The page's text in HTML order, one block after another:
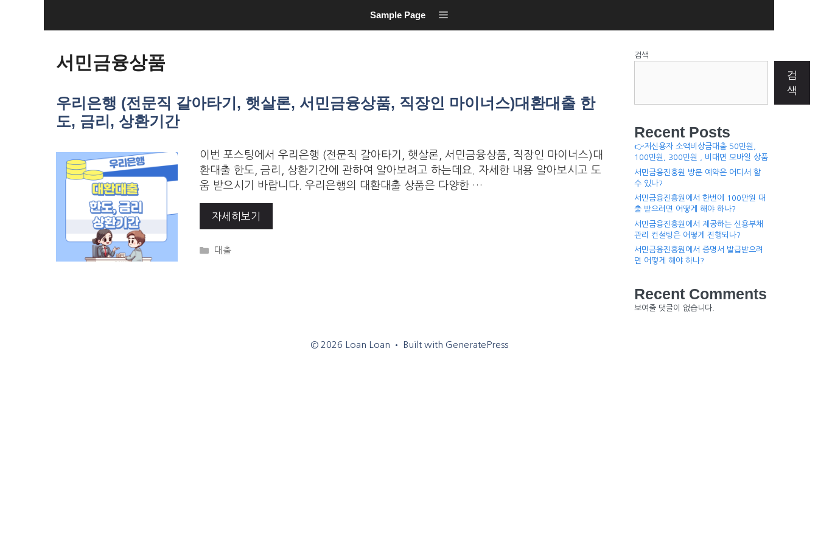
Sample Page
서민금융상품
우리은행 (전문직 갈아타기, 햇살론, 서민금융상품, 직장인 마이너스)대환대출 한
도, 금리, 상환기간
이번 포스팅에서 우리은행 (전문직 갈아타기, 햇살론, 서민금융상품, 직장인 마이너스)대
환대출 한도, 금리, 상환기간에 관하여 알아보려고 하는데요. 자세한 내용 알아보시고 도
움 받으시기 바랍니다. 우리은행의 대환대출 상품은 다양한 …
자세히보기
Categories
대출
검색
검
색
Recent Posts
👉저신용자 소액비상금대출 50만원,
100만원, 300만원 , 비대면 모바일 상품
서민금융진흥원 방문 예약은 어디서 할
수 있나?
서민금융진흥원에서 한번에 100만원 대
출 받으려면 어떻게 해야 하나?
서민금융진흥원에서 제공하는 신용부채
관리 컨설팅은 어떻게 진행되나?
서민금융진흥원에서 증명서 발급받으려
면 어떻게 해야 하나?
Recent Comments
보여줄 댓글이 없습니다.
© 2026 Loan Loan • Built with GeneratePress